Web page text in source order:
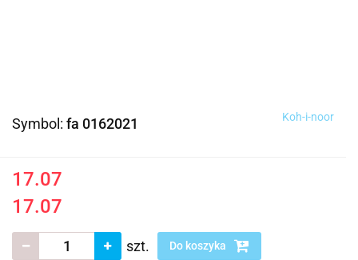
Symbol: fa 0162021 Koh-i-noor
17.07
17.07
szt. Do koszyka